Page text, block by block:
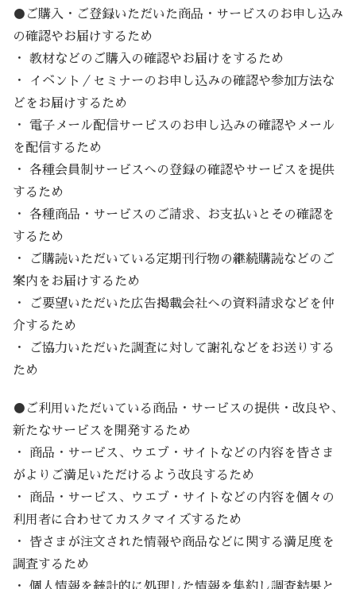
●ご購入・ご登録いただいた商品・サービスのお申し込み
の確認やお届けするため
・ 教材などのご購入の確認やお届けをするため
・ イベント／セミナーのお申し込みの確認や参加方法な
どをお届けするため
・ 電子メール配信サービスのお申し込みの確認やメール
を配信するため
・ 各種会員制サービスへの登録の確認やサービスを提供
するため
・ 各種商品・サービスのご請求、お支払いとその確認を
するため
・ ご購読いただいている定期刊行物の継続購読などのご
案内をお届けするため
・ ご要望いただいた広告掲載会社への資料請求などを仲
介するため
・ ご協力いただいた調査に対して謝礼などをお送りする
ため
●ご利用いただいている商品・サービスの提供・改良や、
新たなサービスを開発するため
・ 商品・サービス、ウエブ・サイトなどの内容を皆さま
がよりご満足いただけるよう改良するため
・ 商品・サービス、ウエブ・サイトなどの内容を個々の
利用者に合わせてカスタマイズするため
・ 皆さまが注文された情報や商品などに関する満足度を
調査するため